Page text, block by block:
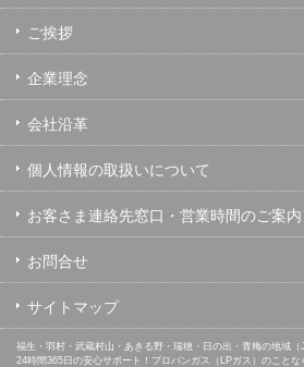
ご挨拶
企業理念
会社沿革
個人情報の取扱いについて
お客さま連絡先窓口・営業時間のご案内
お問合せ
サイトマップ
福生・羽村・武蔵村山・あきる野・瑞穂・日の出・青梅の地域
24時間365日の安心サポート！プロパンガス（LPガス）のことな